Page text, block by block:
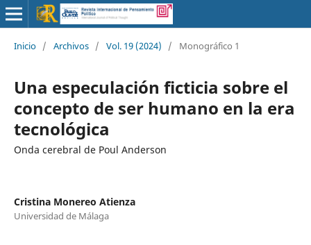
Inicio / Archivos / Vol. 19 (2024) / Monográfico 1
Una especulación ficticia sobre el
concepto de ser humano en la era
tecnológica
Onda cerebral de Poul Anderson
Cristina Monereo Atienza
Universidad de Málaga